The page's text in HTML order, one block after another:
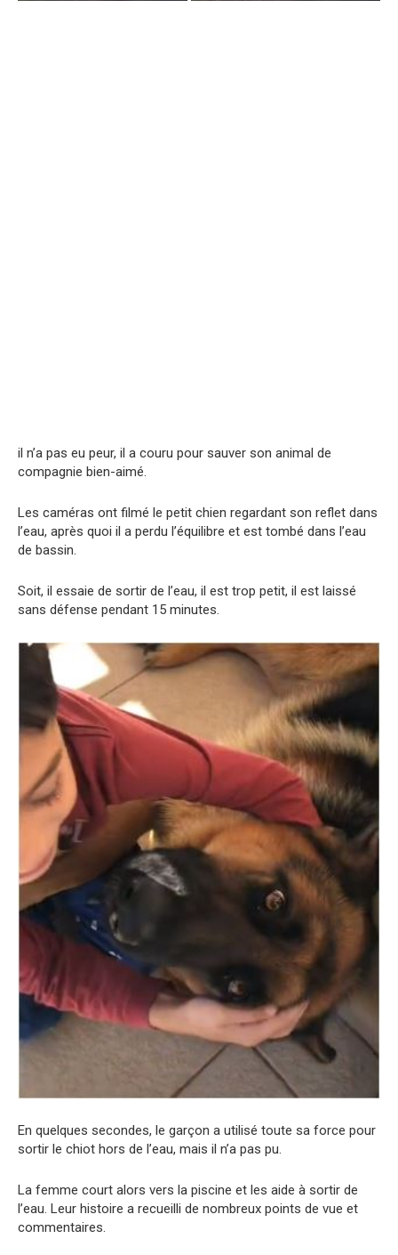
il n’a pas eu peur, il a couru pour sauver son animal de
compagnie bien-aimé.
Les caméras ont filmé le petit chien regardant son reflet dans
l’eau, après quoi il a perdu l’équilibre et est tombé dans l’eau
de bassin.
Soit, il essaie de sortir de l’eau, il est trop petit, il est laissé
sans défense pendant 15 minutes.
En quelques secondes, le garçon a utilisé toute sa force pour
sortir le chiot hors de l’eau, mais il n’a pas pu.
La femme court alors vers la piscine et les aide à sortir de
l’eau. Leur histoire a recueilli de nombreux points de vue et
commentaires.